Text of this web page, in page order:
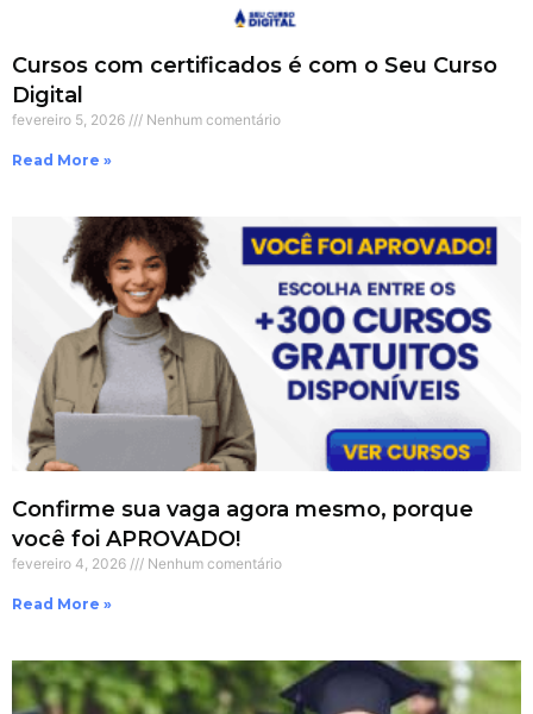
Cursos com certificados é com o Seu Curso
Digital
fevereiro 5, 2026 Nenhum comentário
Read More »
Confirme sua vaga agora mesmo, porque
você foi APROVADO!
fevereiro 4, 2026 Nenhum comentário
Read More »